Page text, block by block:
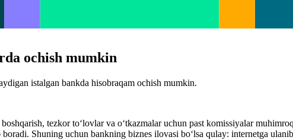
ochish mumkin
istalgan bankda hisobraqam ochish mumkin.
tezkor to‘lovlar va o‘tkazmalar uchun past komissiyalar
Shuning uchun bankning biznes ilovasi bo‘lsa qulay: internetga